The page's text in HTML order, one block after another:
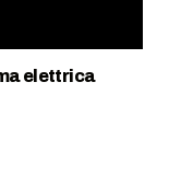
elettrica